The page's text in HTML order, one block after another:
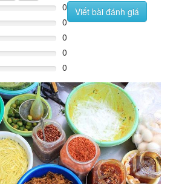
0
0
0
0
0
Viết bài đánh giá